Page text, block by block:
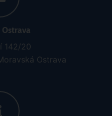
Ostrava
142/20
Ostrava